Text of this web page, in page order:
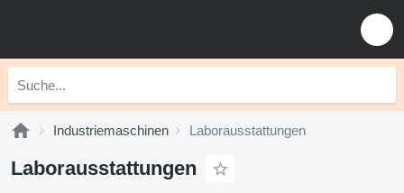
Industriemaschinen Laborausstattungen
Laborausstattungen